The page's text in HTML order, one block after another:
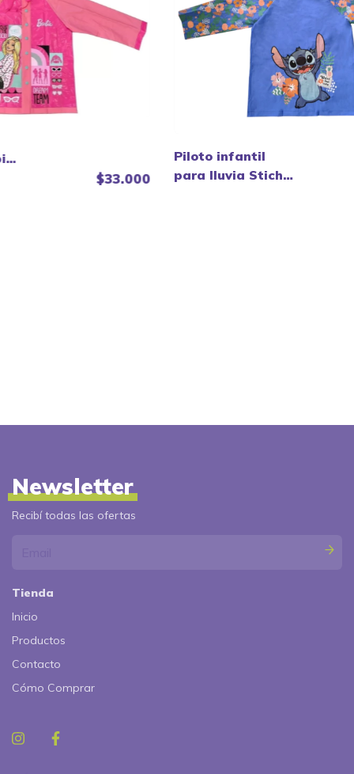
$33.000
Piloto infantil
para lluvia Stich -
Newsletter
Recibí todas las ofertas
Tienda
Inicio
Productos
Contacto
Cómo Comprar